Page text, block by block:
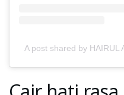
A post shared by HAIRUL